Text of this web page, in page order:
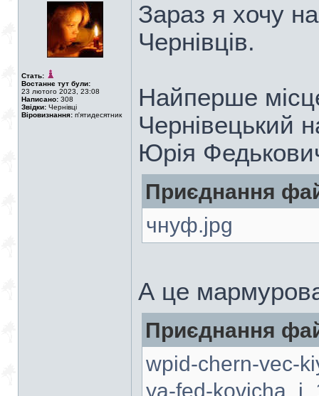
Стать:
Востаннє тут були:
23 лютого 2023, 23:08
Написано: 308
Звідки: Чернівці
Віровизнання: п'ятидесятник
Зараз я хочу
Чернівців.
Найперше
Чернівецький
Юрія
Приєднання
чнуф.jpg
А це мармурова
Приєднання
wpid-chern-vec-
ya-fed-